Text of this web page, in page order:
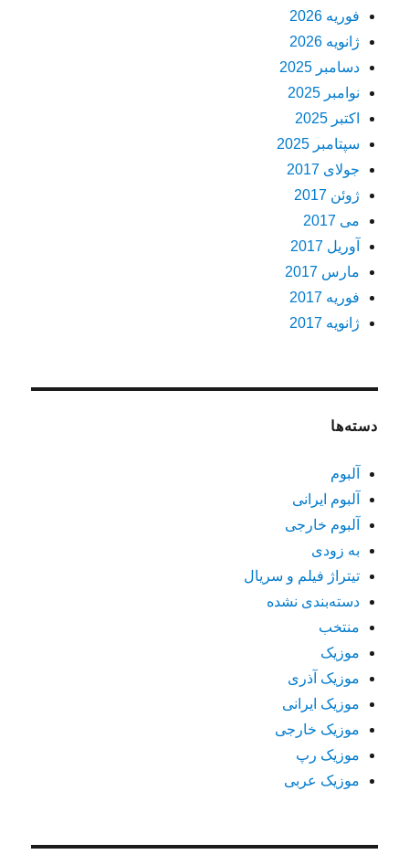
فوریه 2026
ژانویه 2026
دسامبر 2025
نوامبر 2025
اکتبر 2025
سپتامبر 2025
جولای 2017
ژوئن 2017
می 2017
آوریل 2017
مارس 2017
فوریه 2017
ژانویه 2017
دسته‌ها
آلبوم
آلبوم ایرانی
آلبوم خارجی
به زودی
تیتراژ فیلم و سریال
دسته‌بندی نشده
منتخب
موزیک
موزیک آذری
موزیک ایرانی
موزیک خارجی
موزیک رپ
موزیک عربی